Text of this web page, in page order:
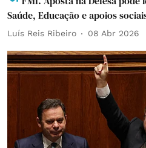
Saúde, Educação e apoios
Luís Reis Ribeiro 08 Abr 2026